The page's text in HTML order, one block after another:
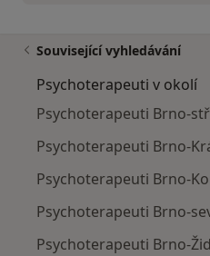
Související vyhledávání
Psychoterapeuti v okolí
Psychoterapeuti Brno-
Psychoterapeuti Brno-
Psychoterapeuti Brno-
Psychoterapeuti Brno-
Psychoterapeuti Brno-